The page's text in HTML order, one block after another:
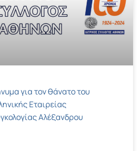
για τον θάνατο του
Εταιρείας
Αλέξανδρου